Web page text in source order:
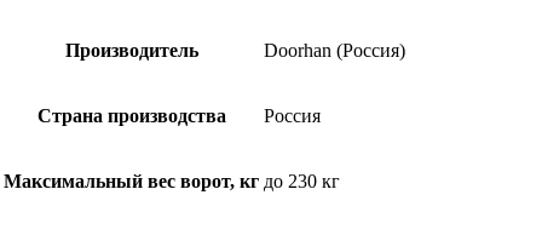
Производитель Doorhan (Россия)
Страна производства Россия
Максимальный вес ворот, кг до 230 кг